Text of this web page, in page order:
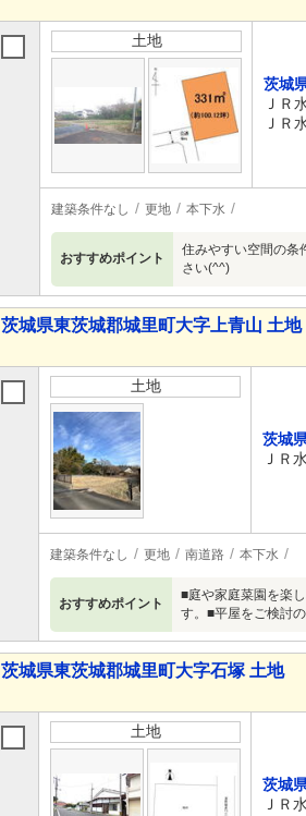
土地
茨城
ＪＲ
ＪＲ
建築条件なし 更地 本下水
おすすめポイント
住みやすい空間の条
さい(^^)
茨城県東茨城郡城里町大字上青山 土地
土地
茨城
ＪＲ
建築条件なし 更地 南道路 本下水
おすすめポイント
■庭や家庭菜園を楽
す。■平屋をご検討
茨城県東茨城郡城里町大字石塚 土地
土地
茨城
ＪＲ